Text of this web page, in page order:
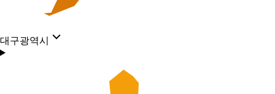
대구광역시